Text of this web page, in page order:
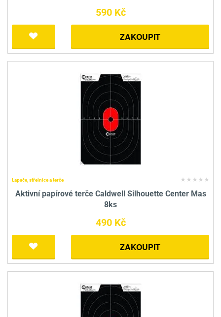
590 Kč
ZAKOUPIT
Lapače, střelnice a terče
Aktivní papírové terče Caldwell Silhouette Center Mas
8ks
490 Kč
ZAKOUPIT